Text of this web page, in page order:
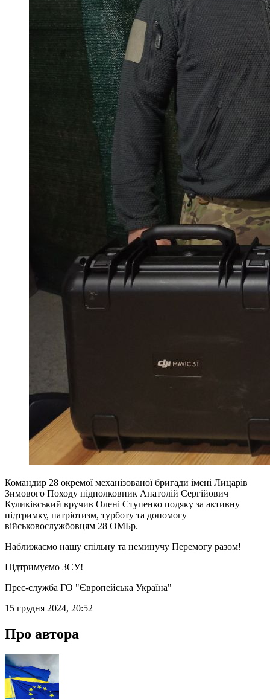
Командир 28 окремої механізованої бригади імені Лицарів
Зимового Походу підполковник Анатолій Сергійович
Куликівський вручив Олені Ступенко подяку за активну
підтримку, патріотизм, турботу та допомогу
військовослужбовцям 28 ОМБр.
Наближаємо нашу спільну та неминучу Перемогу разом!
Підтримуємо ЗСУ!
Прес-служба ГО "Європейська Україна"
15 грудня 2024, 20:52
Про автора